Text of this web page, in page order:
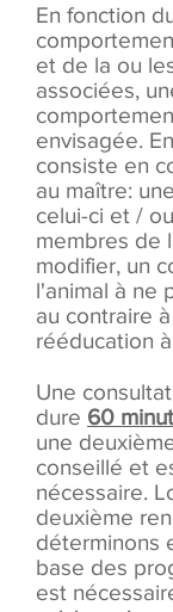
En fonction
et de la ou
associées,
envisagée.
consiste en
au maître:
celui-ci et /
membres de
modifier, un
l'animal à ne
au contraire
rééducation
Une
dure 60
une
conseillé et
nécessaire.
deuxième
déterminons
base des
est